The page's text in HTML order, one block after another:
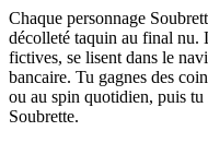
Chaque personnage
décolleté taquin au final nu.
fictives, se lisent dans le
bancaire. Tu gagnes des
ou au spin quotidien, puis tu
Soubrette.